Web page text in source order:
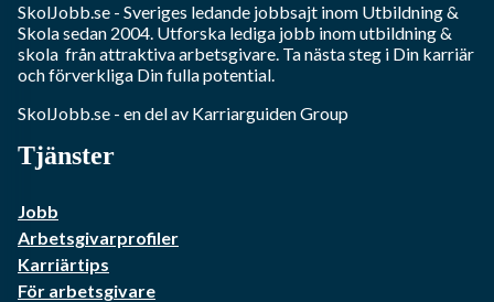
SkolJobb.se - Sveriges ledande jobbsajt inom Utbildning &
Skolasedan 2004. Utforska lediga jobb inomutbildning &
skola från attraktiva arbetsgivare. Ta nästa steg i Din karriär
och förverkliga Din fulla potential.
SkolJobb.se - en del av Karriarguiden Group
Tjänster
Jobb
Arbetsgivarprofiler
Karriärtips
För arbetsgivare